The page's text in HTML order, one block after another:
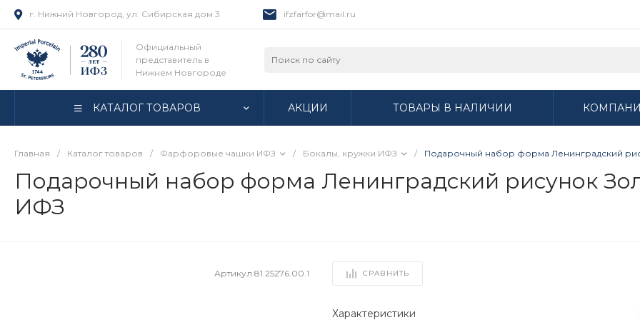
г. Нижний Новгород, ул. Сибирская дом 3 ifzfarfor@mail.ru
Официальный
представитель в
Нижнем Новгороде
КАТАЛОГ ТОВАРОВ АКЦИИ ТОВАРЫ В НАЛИЧИИ
Главная / Каталог товаров / Фарфоровые чашки ИФЗ / Бокалы, кружки ИФЗ / Подарочный набор форма Ленинградский
Подарочный набор форма Ленинградский рисунок
ИФЗ
Артикул81.25276.00.1 СРАВНИТЬ
Характеристики